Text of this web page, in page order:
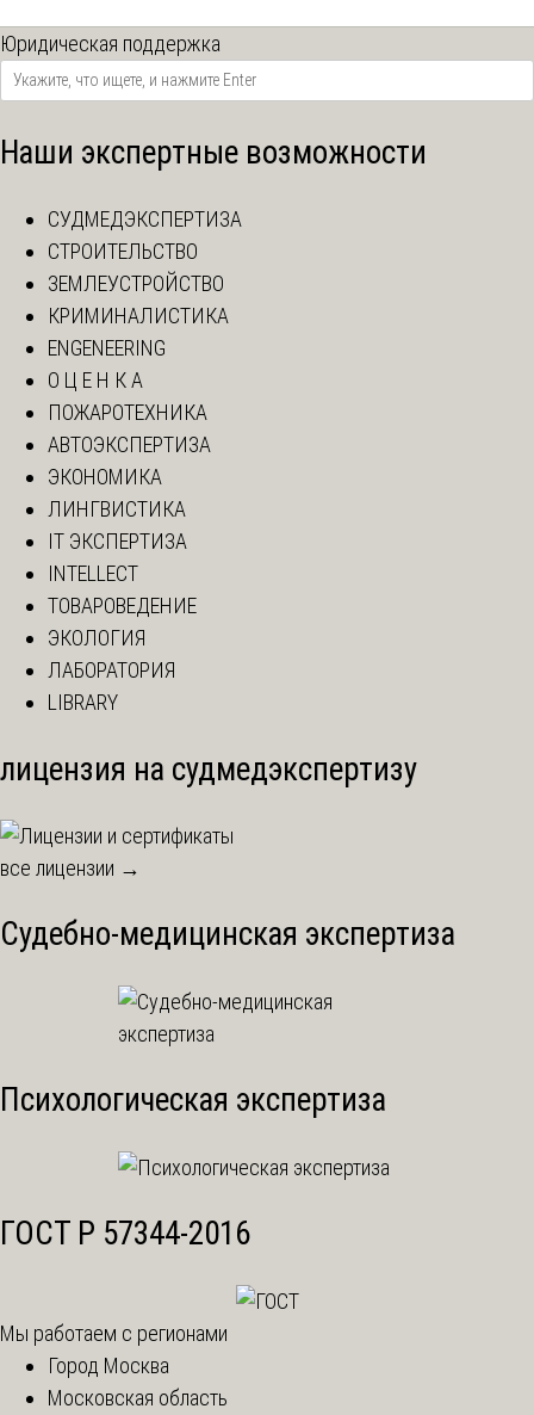
Юридическая поддержка
Наши экспертные возможности
СУДМЕДЭКСПЕРТИЗА
СТРОИТЕЛЬСТВО
ЗЕМЛЕУСТРОЙСТВО
КРИМИНАЛИСТИКА
ENGENEERING
О Ц Е Н К А
ПОЖАРОТЕХНИКА
АВТОЭКСПЕРТИЗА
ЭКОНОМИКА
ЛИНГВИСТИКА
IT ЭКСПЕРТИЗА
INTELLECT
ТОВАРОВЕДЕНИЕ
ЭКОЛОГИЯ
ЛАБОРАТОРИЯ
LIBRARY
лицензия на судмедэкспертизу
все лицензии →
Судебно-медицинская экспертиза
Психологическая экспертиза
ГОСТ Р 57344-2016
Мы работаем с регионами
Город Москва
Московская область